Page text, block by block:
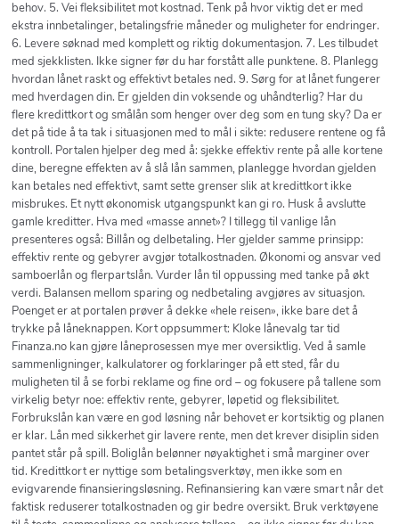
behov. 5. Vei fleksibilitet mot kostnad. Tenk på hvor viktig det er med
ekstra innbetalinger, betalingsfrie måneder og muligheter for endringer.
6. Levere søknad med komplett og riktig dokumentasjon. 7. Les tilbudet
med sjekklisten. Ikke signer før du har forstått alle punktene. 8. Planlegg
hvordan lånet raskt og effektivt betales ned. 9. Sørg for at lånet fungerer
med hverdagen din. Er gjelden din voksende og uhåndterlig? Har du
flere kredittkort og smålån som henger over deg som en tung sky? Da er
det på tide å ta tak i situasjonen med to mål i sikte: redusere rentene og få
kontroll. Portalen hjelper deg med å: sjekke effektiv rente på alle kortene
dine, beregne effekten av å slå lån sammen, planlegge hvordan gjelden
kan betales ned effektivt, samt sette grenser slik at kredittkort ikke
misbrukes. Et nytt økonomisk utgangspunkt kan gi ro. Husk å avslutte
gamle kreditter. Hva med «masse annet»? I tillegg til vanlige lån
presenteres også: Billån og delbetaling. Her gjelder samme prinsipp:
effektiv rente og gebyrer avgjør totalkostnaden. Økonomi og ansvar ved
samboerlån og flerpartslån. Vurder lån til oppussing med tanke på økt
verdi. Balansen mellom sparing og nedbetaling avgjøres av situasjon.
Poenget er at portalen prøver å dekke «hele reisen», ikke bare det å
trykke på låneknappen. Kort oppsummert: Kloke lånevalg tar tid
Finanza.no kan gjøre låneprosessen mye mer oversiktlig. Ved å samle
sammenligninger, kalkulatorer og forklaringer på ett sted, får du
muligheten til å se forbi reklame og fine ord – og fokusere på tallene som
virkelig betyr noe: effektiv rente, gebyrer, løpetid og fleksibilitet.
Forbrukslån kan være en god løsning når behovet er kortsiktig og planen
er klar. Lån med sikkerhet gir lavere rente, men det krever disiplin siden
pantet står på spill. Boliglån belønner nøyaktighet i små marginer over
tid. Kredittkort er nyttige som betalingsverktøy, men ikke som en
evigvarende finansieringsløsning. Refinansiering kan være smart når det
faktisk reduserer totalkostnaden og gir bedre oversikt. Bruk verktøyene